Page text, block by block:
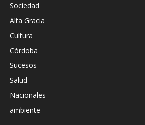
Sociedad
Alta Gracia
Cultura
Córdoba
Sucesos
Salud
Nacionales
ambiente